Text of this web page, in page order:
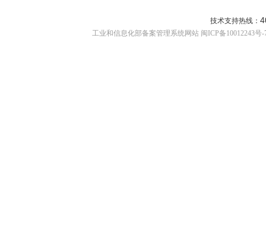
技术支持热线：
工业和信息化部备案管理系统网站 闽ICP备10012243号-